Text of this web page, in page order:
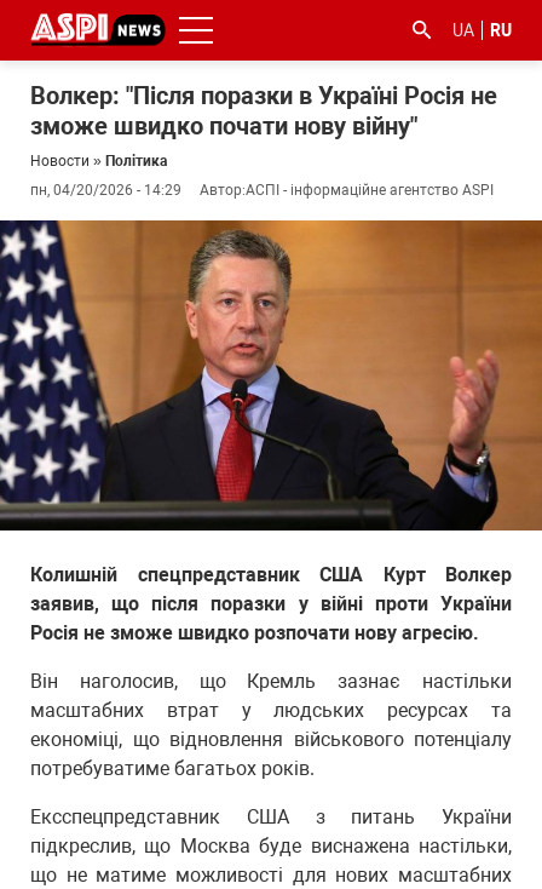
UA RU
Волкер: "Після поразки в Україні Росія не
зможе швидко почати нову війну"
Новости » Політика
пн, 04/20/2026 - 14:29
Автор:АСПІ - інформаційне агентство ASPI
Колишній спецпредставник США Курт Волкер
заявив, що після поразки у війні проти України
Росія не зможе швидко розпочати нову агресію.
Він наголосив, що Кремль зазнає настільки
масштабних втрат у людських ресурсах та
економіці, що відновлення військового потенціалу
потребуватиме багатьох років.
Ексспецпредставник США з питань України
підкреслив, що Москва буде виснажена настільки,
що не матиме можливості для нових масштабних
#ООС
з
корупцією
#гфс #Киев